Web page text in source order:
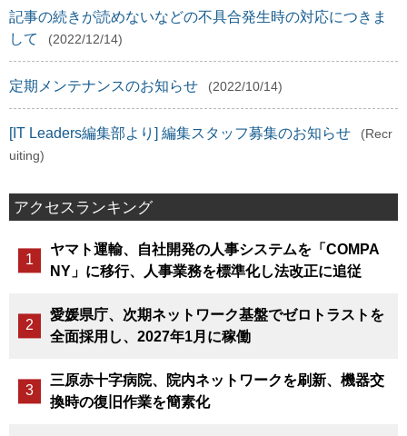
記事の続きが読めないなどの不具合発生時の対応につきま
して
(2022/12/14)
定期メンテナンスのお知らせ (2022/10/14)
[IT Leaders編集部より] 編集スタッフ募集のお知らせ
(Recr
uiting)
アクセスランキング
ヤマト運輸、自社開発の人事システムを「COMPA
NY」に移行、人事業務を標準化し法改正に追従
愛媛県庁、次期ネットワーク基盤でゼロトラストを
全面採用し、2027年1月に稼働
三原赤十字病院、院内ネットワークを刷新、機器交
換時の復旧作業を簡素化